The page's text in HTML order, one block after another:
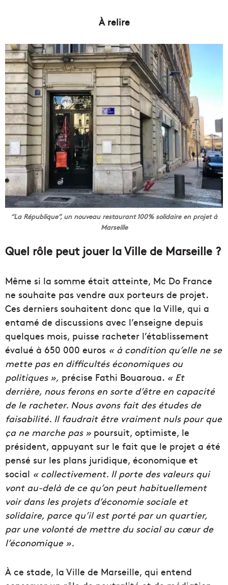
À relire
“La République”, un nouveau restaurant 100% solidaire en projet à
Marseille
Quel rôle peut jouer la Ville de Marseille ?
Même si la somme était atteinte, Mc Do France
ne souhaite pas vendre aux porteurs de projet.
Ces derniers souhaitent donc que la Ville, qui a
entamé de discussions avec l’enseigne depuis
quelques mois, puisse racheter l’établissement
évalué à 650 000 euros « à condition qu’elle ne se
mette pas en difficultés économiques ou
politiques », précise Fathi Bouaroua. « Et
derrière, nous ferons en sorte d’être en capacité
de le racheter. Nous avons fait des études de
faisabilité. Il faudrait être vraiment nuls pour que
ça ne marche pas » poursuit, optimiste, le
président, appuyant sur le fait que le projet a été
pensé sur les plans juridique, économique et
social « collectivement. Il porte des valeurs qui
vont au-delà de ce qu’on peut habituellement
voir dans les projets d’économie sociale et
solidaire, parce qu’il est porté par un quartier,
par une volonté de mettre du social au cœur de
l’économique ».
À ce stade, la Ville de Marseille, qui entend